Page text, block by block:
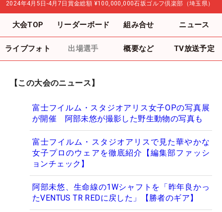
2024年4月5日-4月7日 賞金総額 ¥100,000,000石坂ゴルフ倶楽部（埼玉県）
大会TOP リーダーボード 組み合せ ニュース
ライブフォト 出場選手 概要など TV放送予定
【この大会のニュース】
富士フイルム・スタジオアリス女子OPの写真展
が開催 阿部未悠が撮影した野生動物の写真も
富士フイルム・スタジオアリスで見た華やかな
女子プロのウェアを徹底紹介【編集部ファッシ
ョンチェック】
阿部未悠、生命線の1Wシャフトを「昨年良かっ
たVENTUS TR REDに戻した」【勝者のギア】